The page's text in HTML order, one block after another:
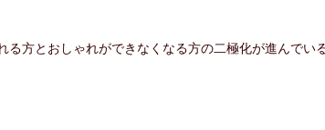
る方とおしゃれができなくなる方の二極化が進んでい